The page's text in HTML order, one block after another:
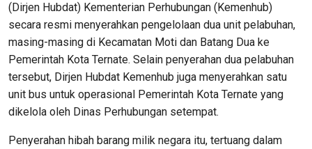
(Dirjen Hubdat) Kementerian Perhubungan (Kemenhub)
secara resmi menyerahkan pengelolaan dua unit pelabuhan,
masing-masing di Kecamatan Moti dan Batang Dua ke
Pemerintah Kota Ternate. Selain penyerahan dua pelabuhan
tersebut, Dirjen Hubdat Kemenhub juga menyerahkan satu
unit bus untuk operasional Pemerintah Kota Ternate yang
dikelola oleh Dinas Perhubungan setempat.
Penyerahan hibah barang milik negara itu, tertuang dalam